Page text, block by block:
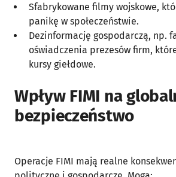
Sfabrykowane filmy wojskowe,
panikę w społeczeństwie.
Dezinformację gospodarczą, np.
oświadczenia prezesów firm,
kursy giełdowe.
Wpływ FIMI na
bezpieczeństwo
Operacje FIMI mają realne